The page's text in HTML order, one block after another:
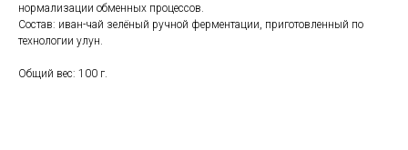
нормализации обменных процессов.
Состав: иван-чай зелёный ручной ферментации, приготовленный по
технологии улун.
Общий вес: 100 г.